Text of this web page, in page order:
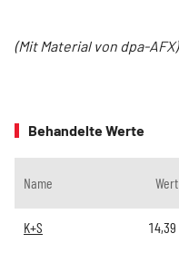
(Mit Material von dpa-AFX)
Behandelte Werte
Name Wert
K+S 14,39